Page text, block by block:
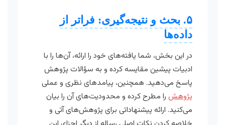
۵. بحث و نتیجه‌گیری: فراتر از
داده‌ها
در این بخش، شما یافته‌های خود را ارائه، آن‌ها را با
ادبیات پیشین مقایسه کرده و به سؤالات پژوهش
پاسخ می‌دهید. همچنین، پیامدهای نظری و عملی
پژوهش را مطرح کرده و محدودیت‌های آن را بیان
می‌کنید. ارائه پیشنهاداتی برای پژوهش‌های آتی و